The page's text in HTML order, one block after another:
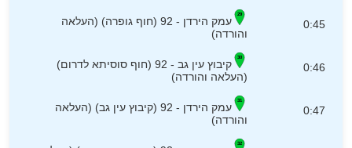
0:45
עמק הירדן - 92 (חוף גופרה) (העלאה
והורדה)
0:46
קיבוץ עין גב - 92 (חוף סוסיתא לדרום)
(העלאה והורדה)
0:47
עמק הירדן - 92 (קיבוץ עין גב) (העלאה
והורדה)